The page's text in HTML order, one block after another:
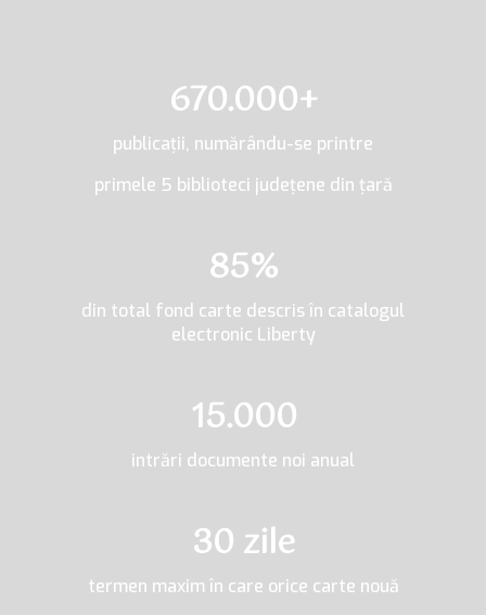
670.000+
publicaţii, numărându-se printre
primele 5 biblioteci judeţene din ţară
85%
din total fond carte descris în catalogul
electronic Liberty
15.000
intrări documente noi anual
30 zile
termen maxim în care orice carte nouă